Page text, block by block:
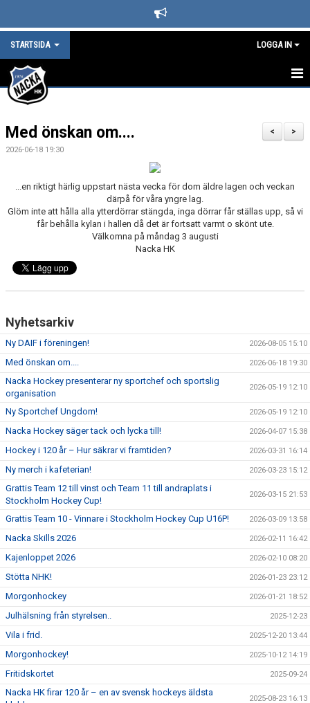
STARTSIDA LOGGA IN
STARTSIDA
DET HÄNDER I NACKA HK
BLI SUPPORTER I NACKA HOCKEY
SPONSORER
ÖVERGÅNGAR OCH PROVSPEL
NYHETER - ARKIV
MEDLEMSHOCKEY
SCHEMA NACKA SKILLS 2026
SCHEMA HOCKEY IQ-CAMP
>
<
Med önskan om....
2026-06-18 19:30
...en riktigt härlig uppstart nästa vecka för dom äldre lagen och veckan
därpå för våra yngre lag.
Glöm inte att hålla alla ytterdörrar stängda, inga dörrar får ställas upp, så vi
får behålla kylan i hallen då det är fortsatt varmt o skönt ute.
Välkomna på måndag 3 augusti
Nacka HK
Nyhetsarkiv
Ny DAIF i föreningen! 2026-08-05 15:10
Med önskan om.... 2026-06-18 19:30
Nacka Hockey presenterar ny sportchef och sportslig
organisation
2026-05-19 12:10
Ny Sportchef Ungdom! 2026-05-19 12:10
Nacka Hockey säger tack och lycka till! 2026-04-07 15:38
Hockey i 120 år – Hur säkrar vi framtiden? 2026-03-31 16:14
Ny merch i kafeterian! 2026-03-23 15:12
Grattis Team 12 till vinst och Team 11 till andraplats i
Stockholm Hockey Cup!
2026-03-15 21:53
Grattis Team 10 - Vinnare i Stockholm Hockey Cup U16P! 2026-03-09 13:58
Nacka Skills 2026 2026-02-11 16:42
Kajenloppet 2026 2026-02-10 08:20
Stötta NHK! 2026-01-23 23:12
Morgonhockey 2026-01-21 18:52
Julhälsning från styrelsen.. 2025-12-23
Vila i frid. 2025-12-20 13:44
Morgonhockey! 2025-10-12 14:19
Fritidskortet 2025-09-24
Nacka HK firar 120 år – en av svensk hockeys äldsta
2025-08-23 16:13